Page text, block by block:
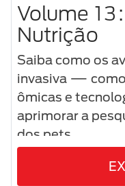
Volume
Nutrição
Saiba como os
invasiva —
ômicas e
aprimorar a
dos pets.